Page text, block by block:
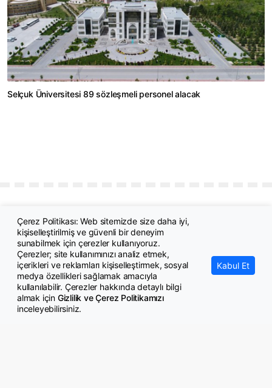
Selçuk Üniversitesi 89 sözleşmeli personel alacak
© Copyright 2026 GazeteMemur.com
Bizi Takip Edin
Çerez Politikası: Web sitemizde size daha iyi,
kişiselleştirilmiş ve güvenli bir deneyim
sunabilmek için çerezler kullanıyoruz.
Çerezler; site kullanımınızı analiz etmek,
içerikleri ve reklamları kişiselleştirmek, sosyal
medya özellikleri sağlamak amacıyla
kullanılabilir. Çerezler hakkında detaylı bilgi
almak için Gizlilik ve Çerez Politikamızı
inceleyebilirsiniz.
Kabul Et